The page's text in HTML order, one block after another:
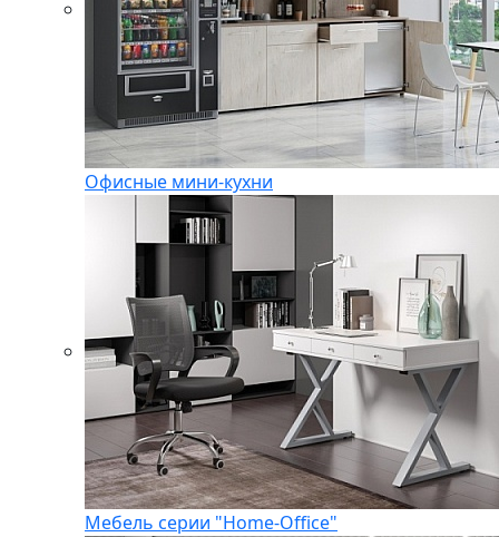
Офисные мини-кухни
Мебель серии "Home-Office"